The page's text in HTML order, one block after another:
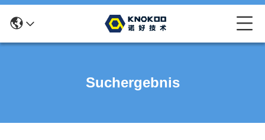
Suchergebnis